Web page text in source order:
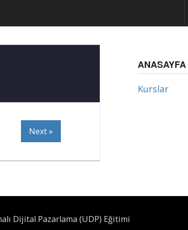
Next »
ANASAYFA
Kurslar
Dijital Pazarlama (UDP) Eğitimi